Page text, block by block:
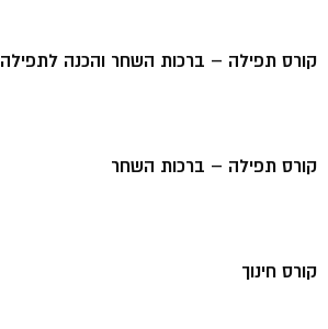
קורס תפילה – ברכות השחר והכנה לתפילה
קורס תפילה – ברכות השחר
קורס חינוך